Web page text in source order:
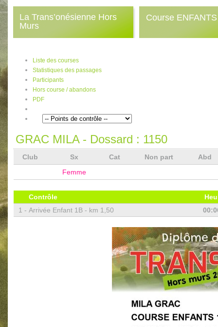
La Trans’onésienne Hors
Murs
Course
Liste des courses
Statistiques des passages
Participants
Hors course / abandons
PDF
GRAC MILA- Dossard : 1150
Club Sx Cat Non part
Abd
Femme
Contrôle
1 - Arrivée Enfant 1B - km 1,50